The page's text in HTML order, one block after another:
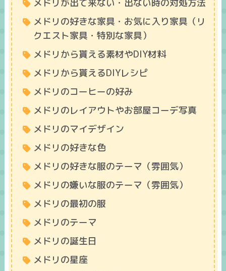
メドリが出て来ない・出ない時の対処方法
メドリの好きな家具・お気に入り家具（リ
クエスト家具・特別な家具）
メドリから貰える素材やDIY材料
メドリから貰えるDIYレシピ
メドリのコーヒーの好み
メドリのレイアウトやお部屋コーデ写真
メドリのマイデザイン
メドリの好きな色
メドリの好きな服のテーマ（雰囲気）
メドリの嫌いな服のテーマ（雰囲気）
メドリの最初の服
メドリのテーマ
メドリの誕生日
メドリの星座